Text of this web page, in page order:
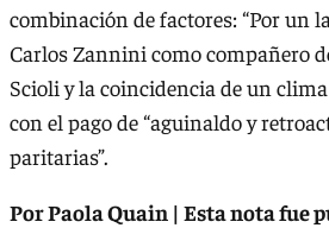
combinación de factores: “Por un
Carlos Zannini como compañero
Scioli y la coincidencia de un
con el pago de “aguinaldo y
paritarias”.
Por Paola Quain | Esta nota fue